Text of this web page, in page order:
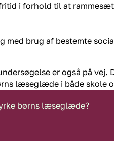
i forhold til at
brug af bestemte
er også på
læseglæde i både skole
børns læseglæde?